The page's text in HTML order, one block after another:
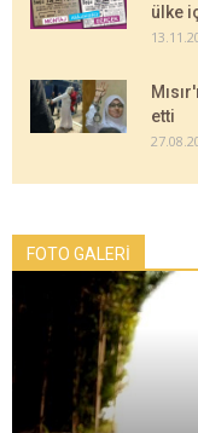
ülke
etti
FOTO GALERİ